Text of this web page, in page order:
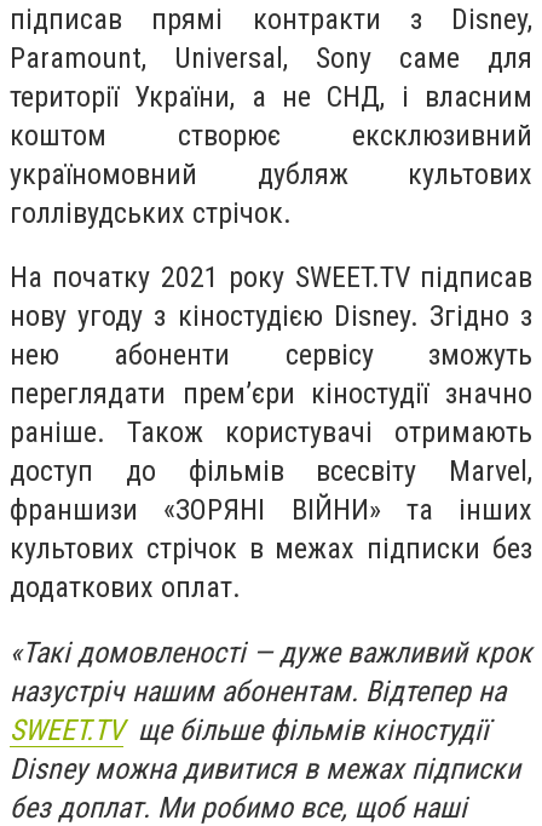
підписав прямі контракти з Disney,
Paramount, Universal, Sony саме для
території України, а не СНД, і власним
коштом створює ексклюзивний
україномовний дубляж культових
голлівудських стрічок.
На початку 2021 року SWEET.TV підписав
нову угоду з кіностудією Disney. Згідно з
нею абоненти сервісу зможуть
переглядати прем’єри кіностудії значно
раніше. Також користувачі отримають
доступ до фільмів всесвіту Marvel,
франшизи «ЗОРЯНІ ВІЙНИ» та інших
культових стрічок в межах підписки без
додаткових оплат.
«Такі домовленості — дуже важливий крок
назустріч нашим абонентам. Відтепер на
SWEET.TVще більше фільмів кіностудії
Disney можна дивитися в межах підписки
без доплат. Ми робимо все, щоб наші